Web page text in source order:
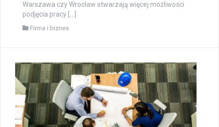
Warszawa czy Wrocław stwarzają więcej możliwości
podjęcia pracy […]
Firma i biznes